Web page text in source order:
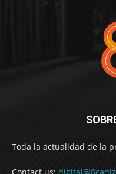
Toda la actualidad de la